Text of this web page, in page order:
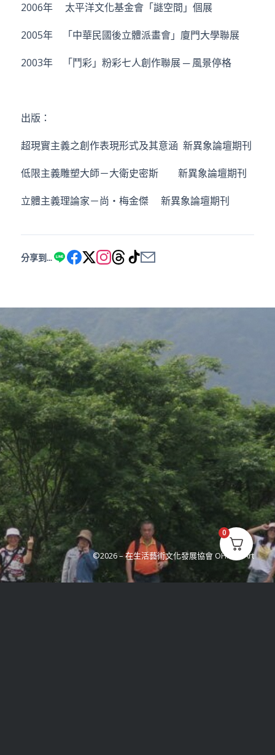
2006年 太平洋文化基金會「謎空間」個展
2005年 「中華民國後立體派畫會」廈門大學聯展
2003年 「鬥彩」粉彩七人創作聯展 ─ 風景停格
出版：
超現實主義之創作表現形式及其意涵 新異象論壇期刊
低限主義雕塑大師－大衛史密斯 新異象論壇期刊
立體主義理論家－尚‧梅金傑 新異象論壇期刊
分享到...
©2026 –在生活藝術文化發展協會 OH!Life Art
0